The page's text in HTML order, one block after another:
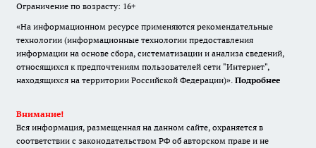
Ограничение по возрасту: 16+
«На информационном ресурсе применяются рекомендательные
технологии (информационные технологии предоставления
информации на основе сбора, систематизации и анализа сведений,
относящихся к предпочтениям пользователей сети "Интернет",
находящихся на территории Российской Федерации)». Подробнее
Внимание!
Вся информация, размещенная на данном сайте, охраняется в
соответствии с законодательством РФ об авторском праве и не